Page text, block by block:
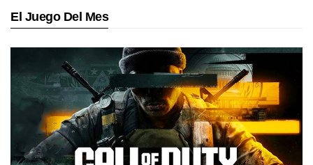
El Juego Del Mes